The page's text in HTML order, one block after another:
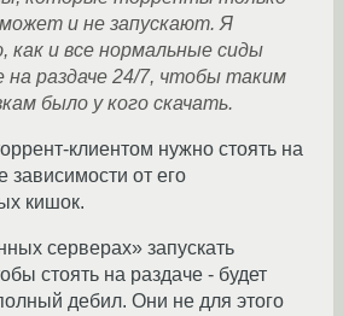
и не запускают. Я
как и все нормальные сиды
раздаче 24/7, чтобы таким
было у кого скачать.
клиентом нужно стоять на
зависимости от его
кишок.
серверах» запускать
стоять на раздаче - будет
дебил. Они не для этого